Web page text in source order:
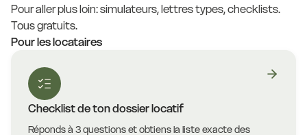
Pour aller plus loin: simulateurs, lettres types, checklists.
Tous gratuits.
Pour les locataires
Checklist de ton dossier locatif
Réponds à 3 questions et obtiens la liste exacte des